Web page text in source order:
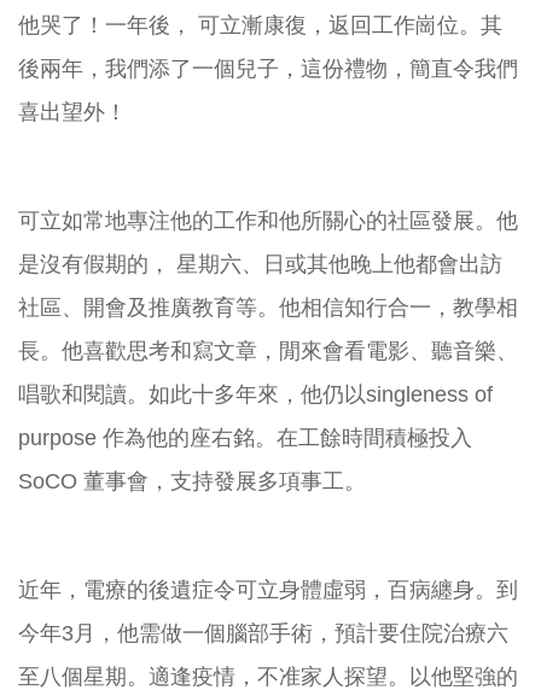
他哭了！一年後， 可立漸康復，返回工作崗位。其
後兩年，我們添了一個兒子，這份禮物，簡直令我們
喜出望外！
可立如常地專注他的工作和他所關心的社區發展。他
是沒有假期的， 星期六、日或其他晚上他都會出訪
社區、開會及推廣教育等。他相信知行合一，教學相
長。他喜歡思考和寫文章，閒來會看電影、聽音樂、
唱歌和閱讀。如此十多年來，他仍以singleness of
purpose 作為他的座右銘。在工餘時間積極投入
SoCO 董事會，支持發展多項事工。
近年，電療的後遺症令可立身體虛弱，百病纏身。到
今年3月，他需做一個腦部手術，預計要住院治療六
至八個星期。適逢疫情，不准家人探望。以他堅強的